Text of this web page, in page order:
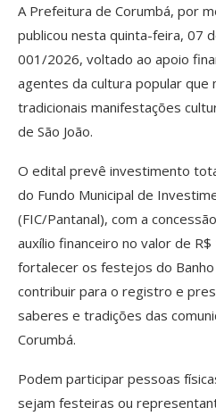
A Prefeitura de Corumbá, por
publicou nesta quinta-feira, 07
001/2026, voltado ao apoio
agentes da cultura popular que
tradicionais manifestações
de São João.
O edital prevê investimento
do Fundo Municipal de
(FIC/Pantanal), com a
auxílio financeiro no valor de
fortalecer os festejos do Banho
contribuir para o registro e
saberes e tradições das
Corumbá.
Podem participar pessoas
sejam festeiras ou